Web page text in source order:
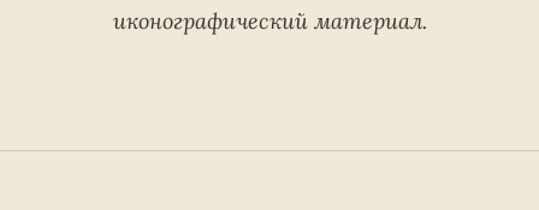
иконографический материал.